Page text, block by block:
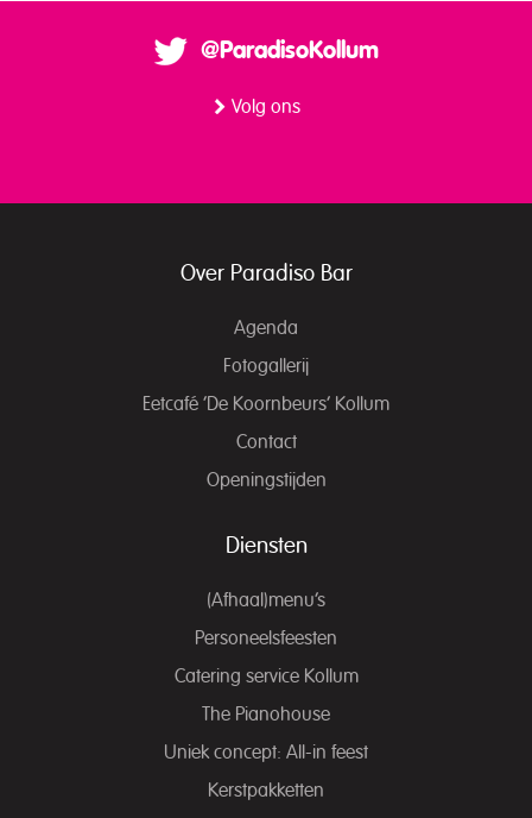
@ParadisoKollum
Volg ons
Over Paradiso Bar
Agenda
Fotogallerij
Eetcafé ‘De Koornbeurs’ Kollum
Contact
Openingstijden
Diensten
(Afhaal)menu’s
Personeelsfeesten
Catering service Kollum
The Pianohouse
Uniek concept: All-in feest
Kerstpakketten